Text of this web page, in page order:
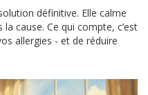
définitive. Elle calme
cause. Ce qui compte, c’est
allergies - et de réduire